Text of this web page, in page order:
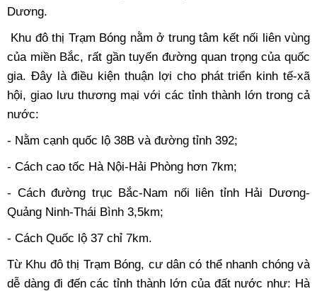
Dương.
Khu đô thị Trạm Bóng nằm ở trung tâm kết nối liên vùng
của miền Bắc, rất gần tuyến đường quan trọng của quốc
gia. Đây là điều kiện thuận lợi cho phát triển kinh tế-xã
hội, giao lưu thương mại với các tỉnh thành lớn trong cả
nước:
- Nằm cạnh quốc lộ 38B và đường tỉnh 392;
- Cách cao tốc Hà Nội-Hải Phòng hơn 7km;
- Cách đường trục Bắc-Nam nối liên tỉnh Hải Dương-
Quảng Ninh-Thái Bình 3,5km;
- Cách Quốc lộ 37 chỉ 7km.
Từ Khu đô thị Trạm Bóng, cư dân có thể nhanh chóng và
dễ dàng đi đến các tỉnh thành lớn của đất nước như: Hà